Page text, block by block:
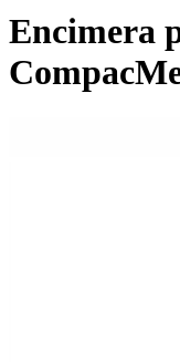
Encimera